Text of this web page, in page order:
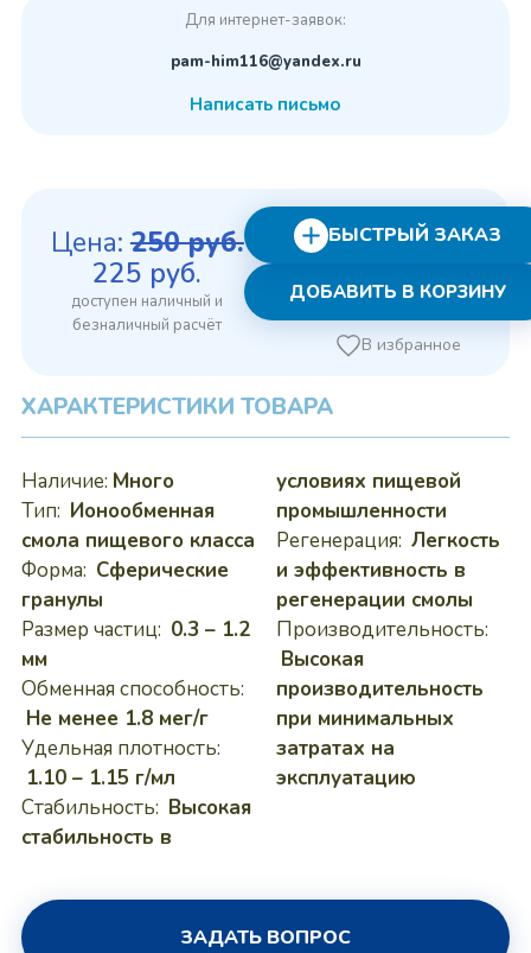
Для интернет-заявок:
pam-him116@yandex.ru
Написать письмо
Цена: 250руб.
Первоначальная
цена
составляла
225 руб. Текущая
цена:
225 руб..
ДОБАВИТЬ В КОРЗИНУ
БЫСТРЫЙ ЗАКАЗ
В избранное
ХАРАКТЕРИСТИКИ ТОВАРА
Наличие: Много
Тип: Ионообменная
смола пищевого класса
Форма: Сферические
гранулы
Размер частиц: 0.3 – 1.2
мм
Обменная способность:
Не менее 1.8 мег/г
Удельная плотность:
1.10 – 1.15 г/мл
Стабильность: Высокая
стабильность в
условиях пищевой
промышленности
Регенерация: Легкость
и эффективность в
регенерации смолы
Производительность:
Высокая
производительность
при минимальных
затратах на
эксплуатацию
ЗАДАТЬ ВОПРОС